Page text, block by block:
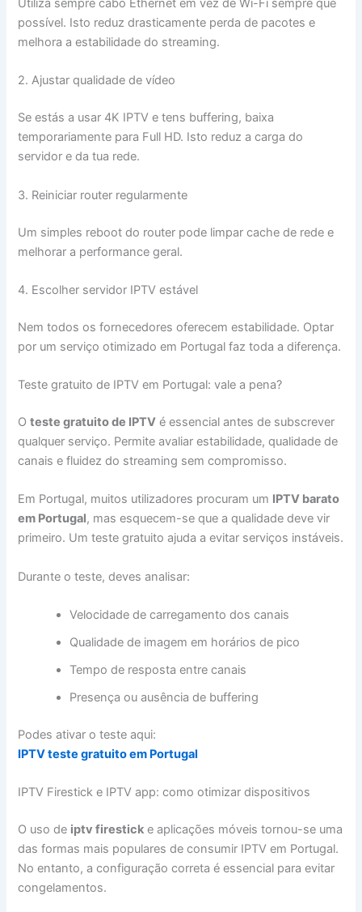
Utiliza sempre cabo Ethernet em vez de Wi-Fi sempre que
possível. Isto reduz drasticamente perda de pacotes e
melhora a estabilidade do streaming.
2. Ajustar qualidade de vídeo
Se estás a usar 4K IPTV e tens buffering, baixa
temporariamente para Full HD. Isto reduz a carga do
servidor e da tua rede.
3. Reiniciar router regularmente
Um simples reboot do router pode limpar cache de rede e
melhorar a performance geral.
4. Escolher servidor IPTV estável
Nem todos os fornecedores oferecem estabilidade. Optar
por um serviço otimizado em Portugal faz toda a diferença.
Teste gratuito de IPTV em Portugal: vale a pena?
Oteste gratuito de IPTV é essencial antes de subscrever
qualquer serviço. Permite avaliar estabilidade, qualidade de
canais e fluidez do streaming sem compromisso.
Em Portugal, muitos utilizadores procuram um IPTV barato
em Portugal, mas esquecem-se que a qualidade deve vir
primeiro. Um teste gratuito ajuda a evitar serviços instáveis.
Durante o teste, deves analisar:
Velocidade de carregamento dos canais
Qualidade de imagem em horários de pico
Tempo de resposta entre canais
Presença ou ausência de buffering
Podes ativar o teste aqui:
IPTV teste gratuito em Portugal
IPTV Firestick e IPTV app: como otimizar dispositivos
O uso de iptv firestick e aplicações móveis tornou-se uma
das formas mais populares de consumir IPTV em Portugal.
No entanto, a configuração correta é essencial para evitar
congelamentos.